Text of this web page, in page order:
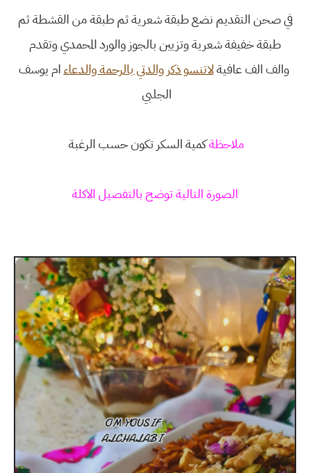
في صحن التقديم نضع طبقة شعرية ثم طبقة من القشطة ثم
طبقة خفيفة شعرية وتزيين بالجوز والورد المحمدي وتقدم
والف الف عافيةلاتنسو ذكر والدتي بالرحمة والدعاءام يوسف
الجلبي
ملاحظةكمية السكر تكون حسب الرغبة
الصورة التالية توضح بالتفصيل الاكلة